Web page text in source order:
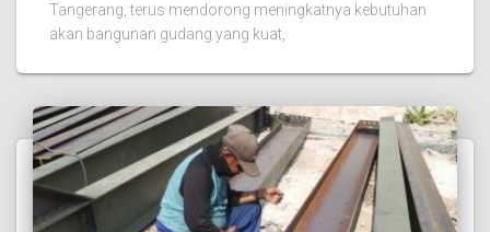
Tangerang, terus mendorong meningkatnya kebutuhan
akan bangunan gudang yang kuat,